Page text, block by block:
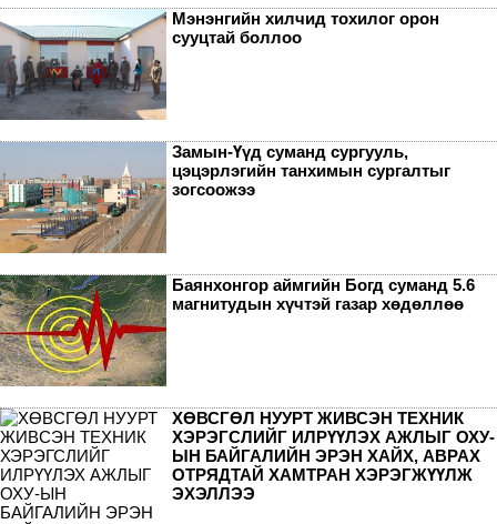
Мэнэнгийн хилчид тохилог орон
сууцтай боллоо
Замын-Үүд суманд сургууль,
цэцэрлэгийн танхимын сургалтыг
зогсоожээ
Баянхонгор аймгийн Богд суманд 5.6
магнитудын хүчтэй газар хөдөллөө
ХӨВСГӨЛ НУУРТ ЖИВСЭН ТЕХНИК
ХЭРЭГСЛИЙГ ИЛРҮҮЛЭХ АЖЛЫГ ОХУ-
ЫН БАЙГАЛИЙН ЭРЭН ХАЙХ, АВРАХ
ОТРЯДТАЙ ХАМТРАН ХЭРЭГЖҮҮЛЖ
ЭХЭЛЛЭЭ